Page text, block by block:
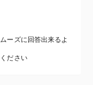
ーズに回答出来るよ
ださい